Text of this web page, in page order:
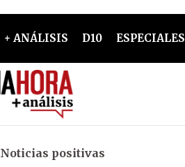
+ ANÁLISIS D10 ESPECIALES
Noticias positivas